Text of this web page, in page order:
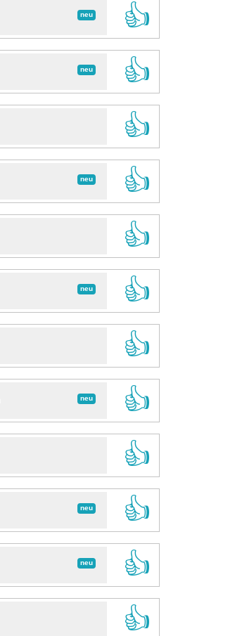
neu
👍
neu
👍
👍
neu
👍
👍
neu
👍
👍
neu
👍
👍
neu
👍
neu
👍
👍